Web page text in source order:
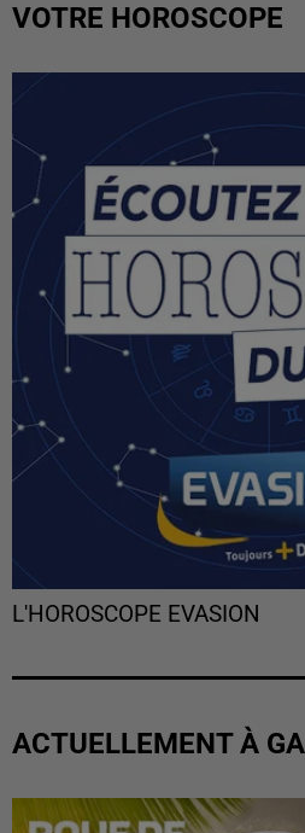
VOTRE HOROSCOPE
L'HOROSCOPE EVASION
ACTUELLEMENT À